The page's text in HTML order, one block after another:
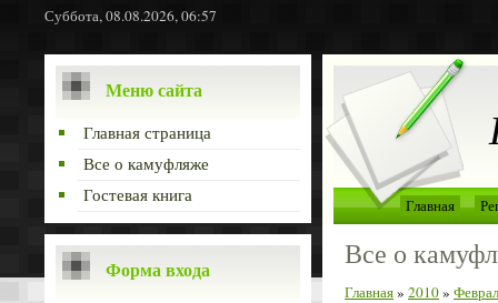
Суббота, 08.08.2026, 06:57
Меню сайта
Главная страница
Все о камуфляже
Гостевая книга
Форма входа
Главная
Все о
Главная» 2010»